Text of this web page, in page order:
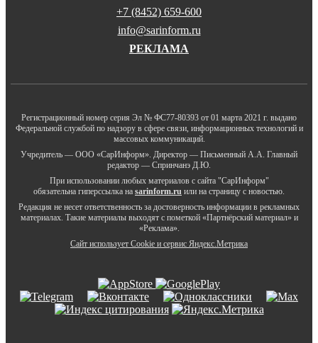
+7 (8452) 659-600
info@sarinform.ru
РЕКЛАМА
Регистрационный номер серия Эл № ФС77-80393 от 01 марта 2021 г. выдано
Федеральной службой по надзору в сфере связи, информационных технологий и
массовых коммуникаций.
Учредитель — ООО «СарИнформ». Директор — Письменный А.А. Главный
редактор — Спринчанэ Д.Ю.
При использовании любых материалов с сайта "СарИнформ"
обязательна гиперссылка на sarinform.ru или на страницу с новостью.
Редакция не несет ответственность за достоверность информации в рекламных
материалах. Такие материалы выходят с пометкой «Партнёрский материал» и
«Реклама».
Сайт использует Cookie и сервиc Яндекс.Метрика